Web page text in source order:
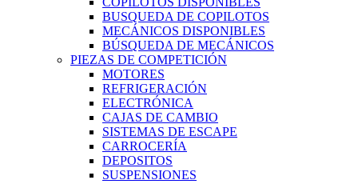
BUSQUEDA DE COPILOTOS
MECÁNICOS DISPONIBLES
BÚSQUEDA DE MECÁNICOS
PIEZAS DE COMPETICIÓN
MOTORES
REFRIGERACIÓN
ELECTRÓNICA
CAJAS DE CAMBIO
SISTEMAS DE ESCAPE
CARROCERÍA
DEPOSITOS
SUSPENSIONES